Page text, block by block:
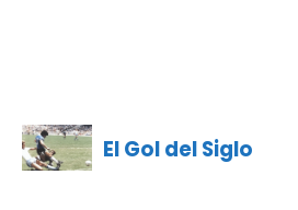
El Gol del Siglo